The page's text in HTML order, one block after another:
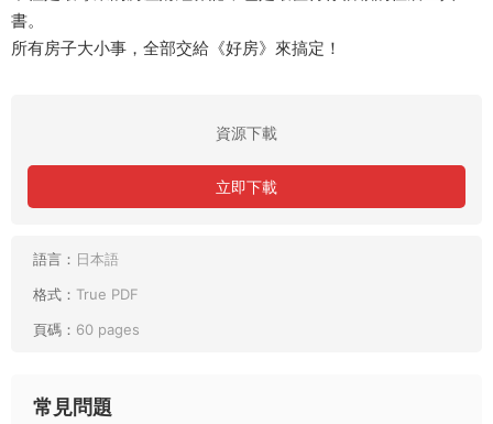
書。
所有房子大小事，全部交給《好房》來搞定！
資源下載
立即下載
語言： 日本語
格式： True PDF
頁碼： 60 pages
常見問題